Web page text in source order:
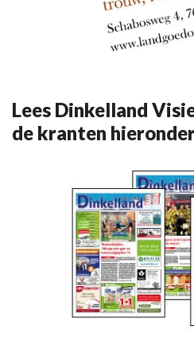
Lees Dinkelland
de kranten